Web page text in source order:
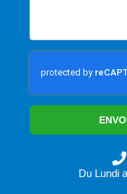
Du Lundi